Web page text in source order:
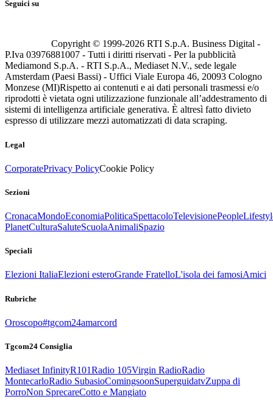
Seguici su
Copyright © 1999-2026 RTI S.p.A. Business Digital -
P.Iva 03976881007 - Tutti i diritti riservati - Per la pubblicità
Mediamond S.p.A. - RTI S.p.A., Mediaset N.V., sede legale
Amsterdam (Paesi Bassi) - Uffici Viale Europa 46, 20093 Cologno
Monzese (MI)Rispetto ai contenuti e ai dati personali trasmessi e/o
riprodotti è vietata ogni utilizzazione funzionale all’addestramento di
sistemi di intelligenza artificiale generativa. È altresì fatto divieto
espresso di utilizzare mezzi automatizzati di data scraping.
Legal
CorporatePrivacy PolicyCookie Policy
Sezioni
CronacaMondoEconomiaPoliticaSpettacoloTelevisionePeople
PlanetCulturaSaluteScuolaAnimaliSpazio
Speciali
Elezioni ItaliaElezioni esteroGrande FratelloL'isola dei famosiAmici
Rubriche
Oroscopo#tgcom24amarcord
Tgcom24 Consiglia
Mediaset InfinityR101Radio 105Virgin RadioRadio
MontecarloRadio SubasioComingsoonSuperguidatvZuppa di
PorroNon SprecareCotto e Mangiato